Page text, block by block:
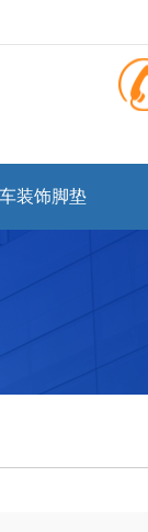
装饰脚垫